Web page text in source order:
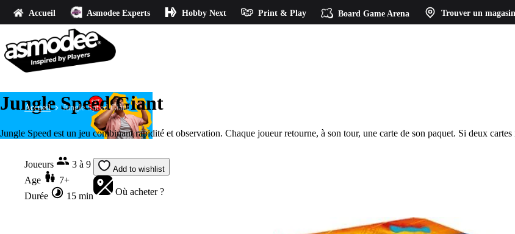
Accueil Asmodee Experts Hobby Next Print & Play Board Game Arena Trouver un magasin
Accueil Jungle Speed Giant
Jungle Speed Giant
Jungle Speed est un jeu combinant rapidité et observation. Chaque joueur retourne, à son tour, une carte de son paquet. Si deux
Joueurs
3 à 9
Age
7+
Durée
15 min
Add to wishlist
Où acheter ?